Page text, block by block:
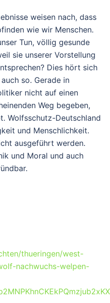
weisen nach, dass
wie wir Menschen.
Tun, völlig gesunde
sie unserer Vorstellung
Dies hört sich
so. Gerade in
nicht auf einen
Weg begeben,
Wolfsschutz-Deutschland
und Menschlichkeit.
ausgeführt werden.
und Moral und auch
thueringen/west-
nachwuchs-welpen-